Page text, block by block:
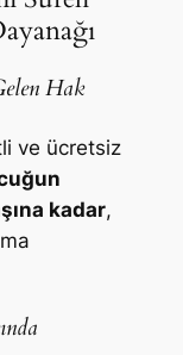
Hak
ve ücretsiz
kadar,